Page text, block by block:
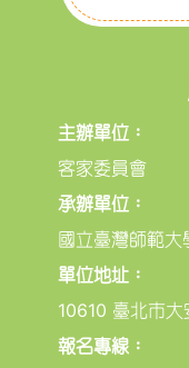
主辦單位：
客家委員會
承辦單位：
國立臺灣師範大
單位地址：
10610 臺北市
報名專線：